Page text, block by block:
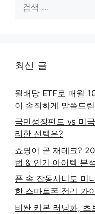
색:
최신 글
월배당 ETF로 매월
이 솔직하게 말씀드
국민성장펀드 vs 미
리한 선택은?
쇼핑이 곧 재테크?
법 & 인기 아이템 분석
폰 속 잡동사니도 미
한 스마트폰 정리 가
비싼 카본 러닝화, 초